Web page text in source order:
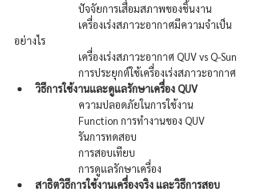
		ปัจจัยการเสื่อมสภาพของชิ้นงาน
อย่างไร
		เครื่องเร่งสภาวะอากาศ QUV vs Q-Sun
		การประยุกต์ใช้เครื่องเร่งสภาวะอากาศ
วิธีการใช้งานและดูแลรักษาเครื่อง QUV
		ความปลอดภัยในการใช้งาน
		Function การทำงานของ QUV
		รันการทดสอบ
		การสอบเทียบ
		การดูแลรักษาเครื่อง
สาธิตวิธีการใช้งานเครื่องจริง และวิธีการสอบ